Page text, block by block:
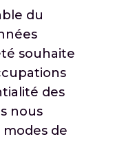
du
souhaite
des
nous
de